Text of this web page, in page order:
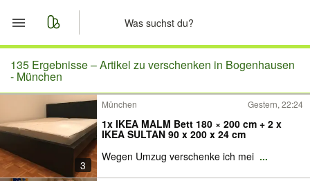
Start
Merkliste
Nachrichten
Anzeige aufgeben
135 Ergebnisse –Artikel zu verschenken in Bogenhausen
- München
3
München Gestern, 22:24
1x IKEA MALM Bett 180 × 200 cm + 2 x
IKEA SULTAN 90 x 200 x 24 cm
Wegen Umzug verschenke ich mei ...